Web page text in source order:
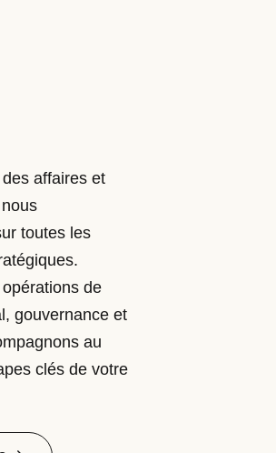
affaires et
toutes les
de
gouvernance et
au
clés de votre